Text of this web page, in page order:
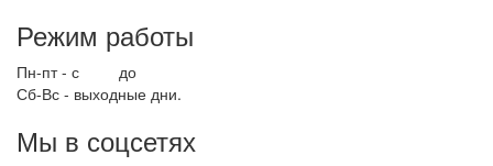
Режим работы
Пн-пт - с до
Сб-Вс - выходные дни.
Мы в соцсетях